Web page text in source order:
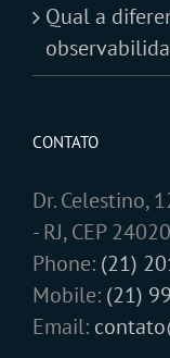
Qual a
CONTATO
Dr. Celestino,
- RJ, CEP
Phone: (21)
Mobile: (21)
Email: